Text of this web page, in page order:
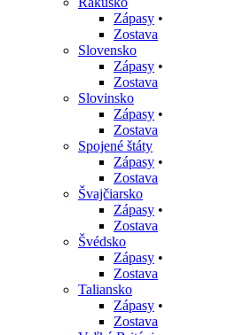
Zápasy •
Zostava
Slovensko
Zápasy •
Zostava
Slovinsko
Zápasy •
Zostava
Spojené štáty
Zápasy •
Zostava
Švajčiarsko
Zápasy •
Zostava
Švédsko
Zápasy •
Zostava
Taliansko
Zápasy •
Zostava